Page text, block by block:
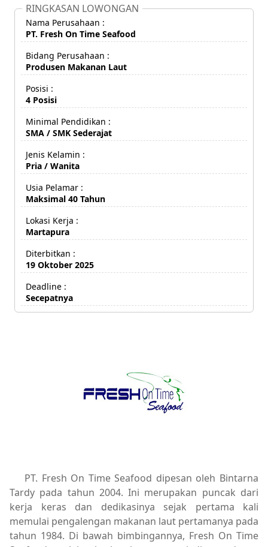
RINGKASAN LOWONGAN
Nama Perusahaan :
PT. Fresh On Time Seafood
Bidang Perusahaan :
Produsen Makanan Laut
Posisi :
4 Posisi
Minimal Pendidikan :
SMA / SMK Sederajat
Jenis Kelamin :
Pria / Wanita
Usia Pelamar :
Maksimal 40 Tahun
Lokasi Kerja :
Martapura
Diterbitkan :
19 Oktober 2025
Deadline :
Secepatnya
PT. Fresh On Time Seafood dipesan oleh Bintarna
Tardy pada tahun 2004. Ini merupakan puncak dari
kerja keras dan dedikasinya sejak pertama kali
memulai pengalengan makanan laut pertamanya pada
tahun 1984. Di bawah bimbingannya, Fresh On Time